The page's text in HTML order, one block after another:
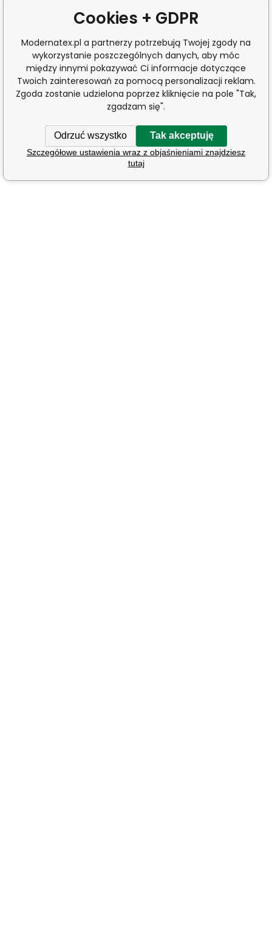
Cookies + GDPR
Modernatex.pl a partnerzy potrzebują Twojej zgody na
wykorzystanie poszczególnych danych, aby móc
między innymi pokazywać Ci informacje dotyczące
Twoich zainteresowań za pomocą personalizacji reklam.
Zgoda zostanie udzielona poprzez kliknięcie na pole "Tak,
zgadzam się".
Odrzuć wszystko Tak akceptuję
Szczegółowe ustawienia wraz z objaśnieniami znajdziesz
tutaj